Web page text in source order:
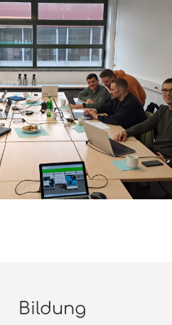
Bildung